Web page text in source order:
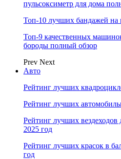
пульсоксиметр для дома
Топ-10 лучших бандажей на
Топ-9 качественных
бороды полный обзор
Prev Next
Авто
Рейтинг лучших
Рейтинг лучших
Рейтинг лучших
2025 год
Рейтинг лучших красок в
год